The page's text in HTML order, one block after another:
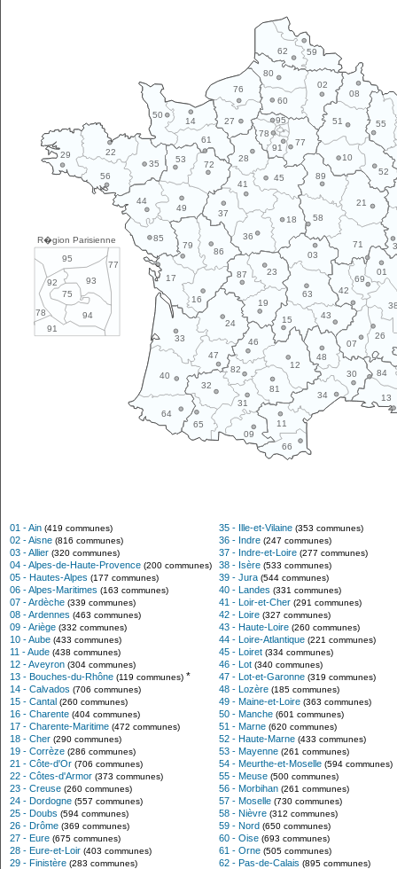
R�gion Parisienne
77
78
91
95
93
75
94
92
10
11
12
13
14
15
16
17
18
19
21
22
23
24
26
27
28
29
30
31
32
33
34
35
36
37
40
41
42
43
44
45
46
47
48
49
50
51
52
53
55
56
58
59
60
61
62
63
64
65
66
69
01
02
03
07
08
09
71
72
76
77
78
79
80
81
82 84
85
86
87
89
91
95
01 - Ain (419 communes)
02 - Aisne (816 communes)
03 - Allier (320 communes)
04 - Alpes-de-Haute-Provence (200 communes)
05 - Hautes-Alpes (177 communes)
06 - Alpes-Maritimes (163 communes)
07 - Ardèche (339 communes)
08 - Ardennes (463 communes)
09 - Ariège (332 communes)
10 - Aube (433 communes)
11 - Aude (438 communes)
12 - Aveyron (304 communes)
13 - Bouches-du-Rhône (119 communes) *
14 - Calvados (706 communes)
15 - Cantal (260 communes)
16 - Charente (404 communes)
17 - Charente-Maritime (472 communes)
18 - Cher (290 communes)
19 - Corrèze (286 communes)
21 - Côte-d'Or (706 communes)
22 - Côtes-d'Armor (373 communes)
23 - Creuse (260 communes)
24 - Dordogne (557 communes)
25 - Doubs (594 communes)
26 - Drôme (369 communes)
27 - Eure (675 communes)
28 - Eure-et-Loir (403 communes)
29 - Finistère (283 communes)
35 - Ille-et-Vilaine (353 communes)
36 - Indre (247 communes)
37 - Indre-et-Loire (277 communes)
38 - Isère (533 communes)
39 - Jura (544 communes)
40 - Landes (331 communes)
41 - Loir-et-Cher (291 communes)
42 - Loire (327 communes)
43 - Haute-Loire (260 communes)
44 - Loire-Atlantique (221 communes)
45 - Loiret (334 communes)
46 - Lot (340 communes)
47 - Lot-et-Garonne (319 communes)
48 - Lozère (185 communes)
49 - Maine-et-Loire (363 communes)
50 - Manche (601 communes)
51 - Marne (620 communes)
52 - Haute-Marne (433 communes)
53 - Mayenne (261 communes)
54 - Meurthe-et-Moselle (594 communes)
55 - Meuse (500 communes)
56 - Morbihan (261 communes)
57 - Moselle (730 communes)
58 - Nièvre (312 communes)
59 - Nord (650 communes)
60 - Oise (693 communes)
61 - Orne (505 communes)
62 - Pas-de-Calais (895 communes)